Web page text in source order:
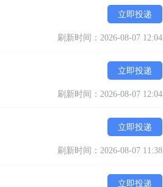
立即投递
刷新时间：2026-08-07 12:04
立即投递
刷新时间：2026-08-07 12:04
立即投递
刷新时间：2026-08-07 11:38
立即投递